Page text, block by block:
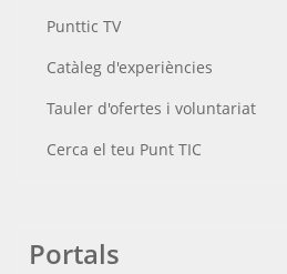
Punttic TV
Catàleg d'experiències
Tauler d'ofertes i voluntariat
Cerca el teu Punt TIC
Portals